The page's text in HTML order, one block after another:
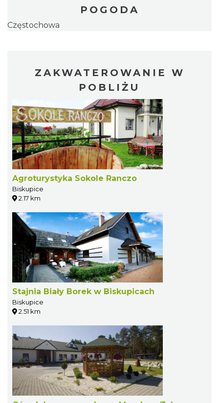
POGODA
Częstochowa
ZAKWATEROWANIE W
POBLIŻU
Agroturystyka Sokole Ranczo
Biskupice
2.17 km
Stajnia Biały Borek w Biskupicach
Biskupice
2.51 km